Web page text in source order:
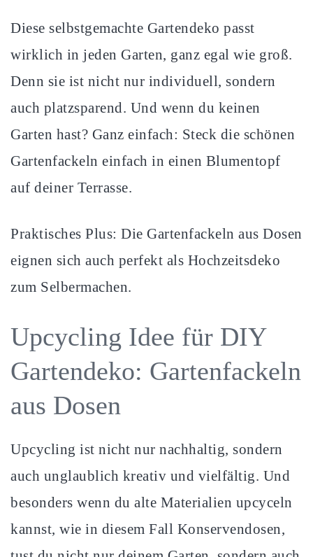
Diese selbstgemachte Gartendeko passt
wirklich in jeden Garten, ganz egal wie groß.
Denn sie ist nicht nur individuell, sondern
auch platzsparend. Und wenn du keinen
Garten hast? Ganz einfach: Steck die schönen
Gartenfackeln einfach in einen Blumentopf
auf deiner Terrasse.
Praktisches Plus: Die Gartenfackeln aus Dosen
eignen sich auch perfekt als Hochzeitsdeko
zum Selbermachen.
Upcycling Idee für DIY
Gartendeko: Gartenfackeln
aus Dosen
Upcycling ist nicht nur nachhaltig, sondern
auch unglaublich kreativ und vielfältig. Und
besonders wenn du alte Materialien upcyceln
kannst, wie in diesem Fall Konservendosen,